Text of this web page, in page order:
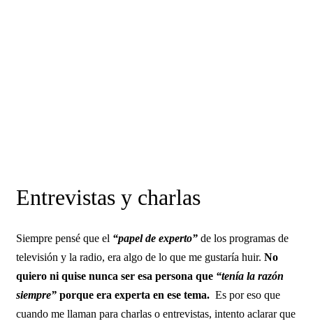
Entrevistas y charlas
Siempre pensé que el “papel de experto”de los programas de
televisión y la radio, era algo de lo que me gustaría huir. No
quiero ni quise nunca ser esa persona que “tenía la razón
siempre”porque era experta en ese tema.Es por eso que
cuando me llaman para charlas o entrevistas, intento aclarar que